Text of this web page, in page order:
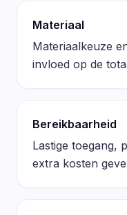
Materiaal
Materiaalkeuze
invloed op de
Bereikbaarheid
Lastige toegang,
extra kosten